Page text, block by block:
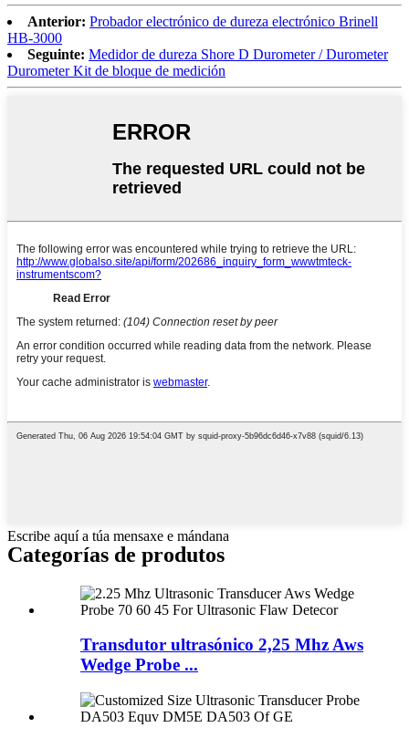
Anterior: Probador electrónico de dureza electrónico Brinell
HB-3000
Seguinte: Medidor de dureza Shore D Durometer / Durometer
Durometer Kit de bloque de medición
Escribe aquí a túa mensaxe e mándana
Categorías de produtos
Transdutor ultrasónico 2,25 Mhz Aws
Wedge Probe ...